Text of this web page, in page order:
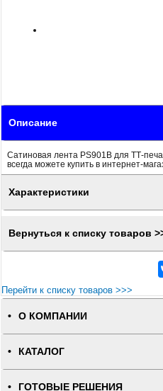
Описание
Сатиновая лента PS901B для ТТ-
всегда можете купить в интернет-
Характеристики
Вернуться к списку товаров
Перейти к списку товаров >>>
О КОМПАНИИ
КАТАЛОГ
ГОТОВЫЕ РЕШЕНИЯ